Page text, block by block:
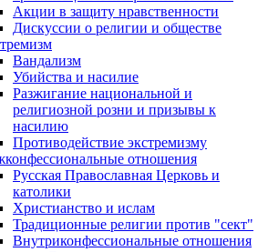
Акции в защиту нравственности
Дискуссии о религии и обществе
Вандализм
Убийства и насилие
Разжигание национальной и
религиозной розни и призывы к
насилию
Противодействие экстремизму
отношения
Русская Православная Церковь и
католики
Христианство и ислам
Традиционные религии против "сект"
Внутриконфессиональные отношения